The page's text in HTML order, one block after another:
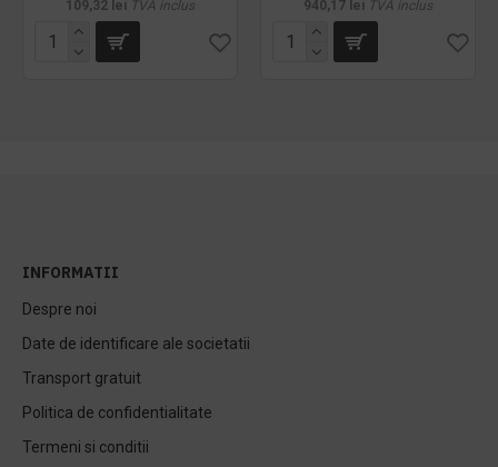
109,32 lei TVA inclus 940,17 lei TVA inclus
INFORMATII
Despre noi
Date de identificare ale societatii
Transport gratuit
Politica de confidentialitate
Termeni si conditii